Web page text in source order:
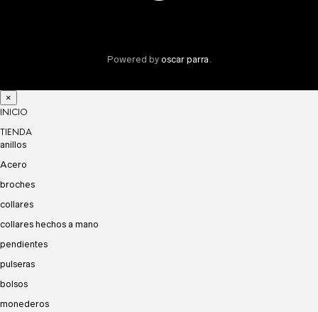
Powered by oscar parra .
×
INICIO
TIENDA
anillos
Acero
broches
collares
collares hechos a mano
pendientes
pulseras
bolsos
monederos